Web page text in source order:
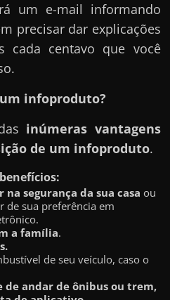
um e-mail informando
precisar dar explicações
cada centavo que você
infoproduto?
inúmeras vantagens
de um infoproduto.
na segurança da sua casa ou
de sua preferência em
a família.
de seu veículo, caso o
de andar de ônibus ou trem,